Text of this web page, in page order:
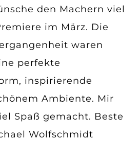
den Machern viel
im März. Die
waren
perfekte
inspirierende
Ambiente. Mir
Spaß gemacht. Beste
Wolfschmidt